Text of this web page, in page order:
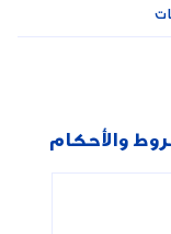
والأحكام